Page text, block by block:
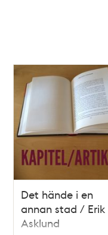
Det hände i en
annan stad / Erik
Asklund